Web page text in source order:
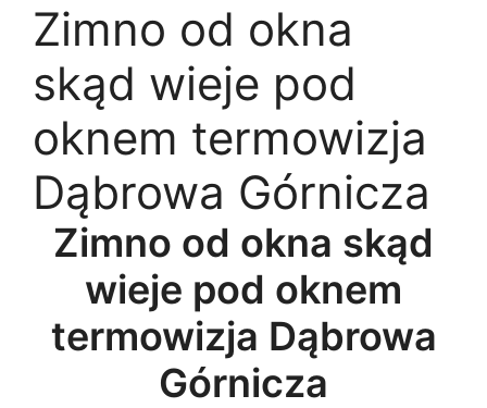
Zimno od okna
skąd wieje pod
oknem termowizja
Dąbrowa Górnicza
Zimno od okna skąd
wieje pod oknem
termowizja Dąbrowa
Górnicza